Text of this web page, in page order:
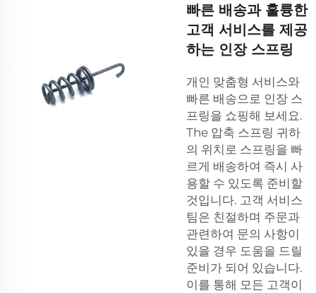
빠른 배송과 훌륭한
고객 서비스를 제공
하는 인장 스프링
개인 맞춤형 서비스와
빠른 배송으로 인장 스
프링을 쇼핑해 보세요.
The 압축 스프링 귀하
의 위치로 스프링을 빠
르게 배송하여 즉시 사
용할 수 있도록 준비할
것입니다. 고객 서비스
팀은 친절하며 주문과
관련하여 문의 사항이
있을 경우 도움을 드릴
준비가 되어 있습니다.
이를 통해 모든 고객이